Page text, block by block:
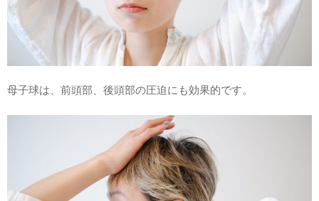
母子球は、前頭部、後頭部の圧迫にも効果的です。